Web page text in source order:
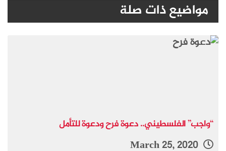
مواضيع ذات صلة
“واجب” الفلسطيني.. دعوة فرح ودعوة للتأمل